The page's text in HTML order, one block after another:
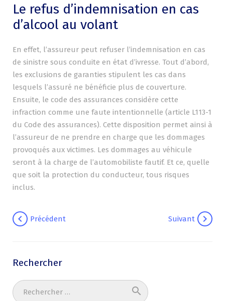
Le refus d’indemnisation en cas
d’alcool au volant
En effet, l’assureur peut refuser l’indemnisation en cas
de sinistre sous conduite en état d’ivresse. Tout d’abord,
les exclusions de garanties stipulent les cas dans
lesquels l’assuré ne bénéficie plus de couverture.
Ensuite, le code des assurances considère cette
infraction comme une faute intentionnelle (article L113-1
du Code des assurances). Cette disposition permet ainsi à
l’assureur de ne prendre en charge que les dommages
provoqués aux victimes. Les dommages au véhicule
seront à la charge de l’automobiliste fautif. Et ce, quelle
que soit la protection du conducteur, tous risques
inclus.
Navigation
chevron_left Précédent Suivant chevron_right
Rechercher
search